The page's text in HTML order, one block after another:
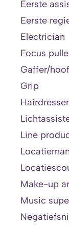
Eerste
Eerste
Electrician
Focus
Gaffer/
Grip
Hairdresser
Line
Make-up
Music